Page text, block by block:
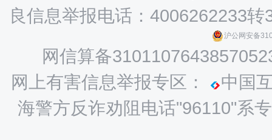
良信息举报电话：4006262233转
沪公网安备
网信算备
网上有害信息举报专区：
中国
海警方反诈劝阻电话"96110"系